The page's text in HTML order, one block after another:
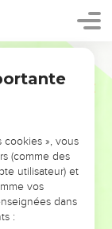
ÉVITER LES
cookies », vous
(comme des
utilisateur) et
vos
dans
: